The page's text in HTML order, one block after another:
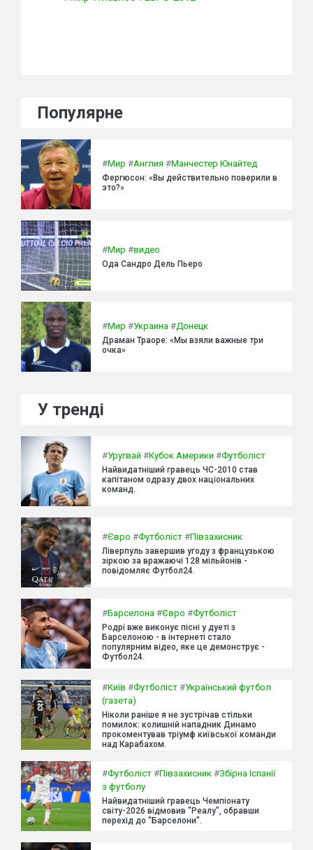
Популярне
#Мир #Англия #Манчестер Юнайтед
Фергюсон: «Вы действительно поверили в
это?»
#Мир #видео
Ода Сандро Дель Пьеро
#Мир #Украина #Донецк
Драман Траоре: «Мы взяли важные три
очка»
У тренді
#Уругвай #Кубок Америки #Футболіст
Найвидатніший гравець ЧС-2010 став
капітаном одразу двох національних
команд.
#Євро #Футболіст #Півзахисник
Ліверпуль завершив угоду з французькою
зіркою за вражаючі 128 мільйонів -
повідомляє Футбол24.
#Барселона #Євро #Футболіст
Родрі вже виконує пісні у дуеті з
Барселоною - в інтернеті стало
популярним відео, яке це демонструє -
Футбол24.
#Київ #Футболіст #Український футбол
(газета)
Ніколи раніше я не зустрічав стільки
помилок: колишній нападник Динамо
прокоментував тріумф київської команди
над Карабахом.
#Футболіст #Півзахисник #Збірна Іспанії
з футболу
Найвидатніший гравець Чемпіонату
світу-2026 відмовив "Реалу", обравши
перехід до "Барселони".